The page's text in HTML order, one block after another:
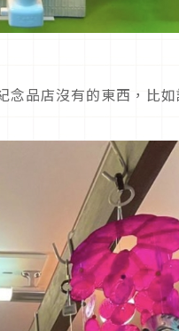
品店沒有的東西，比